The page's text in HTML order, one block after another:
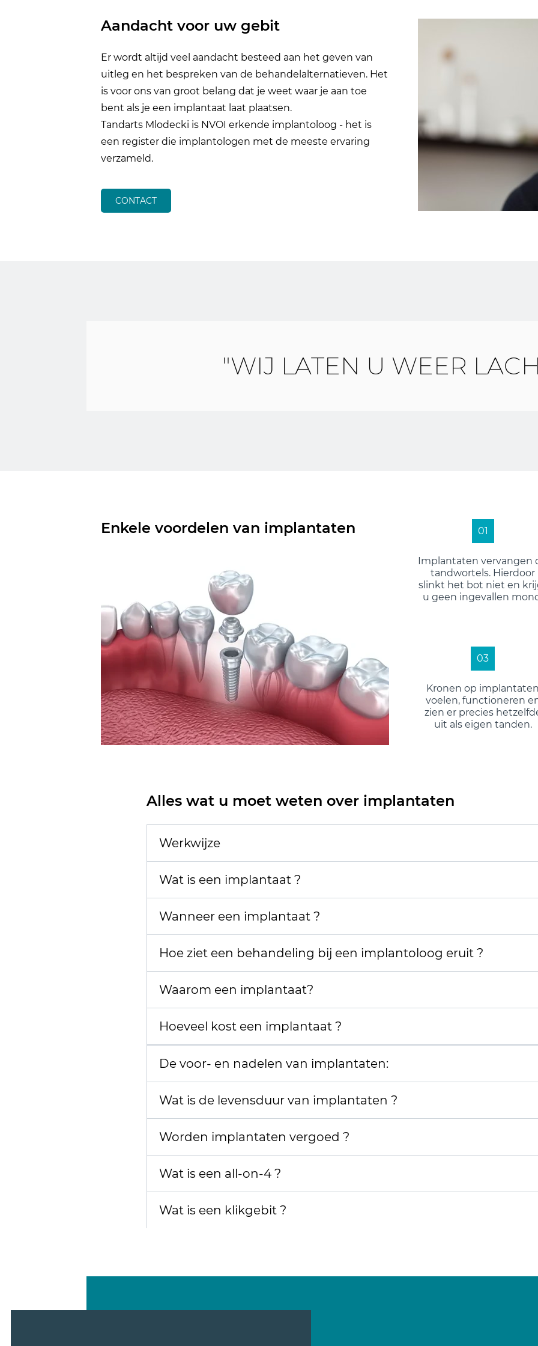
Aandacht voor uw gebit
Er wordt altijd veel aandacht besteed aan het geven van
uitleg en het bespreken van de behandelalternatieven. Het
is voor ons van groot belang dat je weet waar je aan toe
bent als je een implantaat laat plaatsen.
Tandarts Mlodecki is NVOI erkende implantoloog - het is
een register die implantologen met de meeste ervaring
verzameld.
CONTACT
"WIJ LATEN U WEER
Enkele voordelen van implantaten 01
Implantaten vervangen
tandwortels. Hierdoor
slinkt het bot niet en
u geen ingevallen
03
Kronen op implantaten
voelen, functioneren
zien er precies
uit als eigen tanden.
Alles wat u moet weten over implantaten
Werkwijze
Wat is een implantaat ?
Wanneer een implantaat ?
Hoe ziet een behandeling bij een implantoloog eruit ?
Waarom een implantaat?
Hoeveel kost een implantaat ?
De voor- en nadelen van implantaten:
Wat is de levensduur van implantaten ?
Worden implantaten vergoed ?
Wat is een all-on-4 ?
Wat is een klikgebit ?